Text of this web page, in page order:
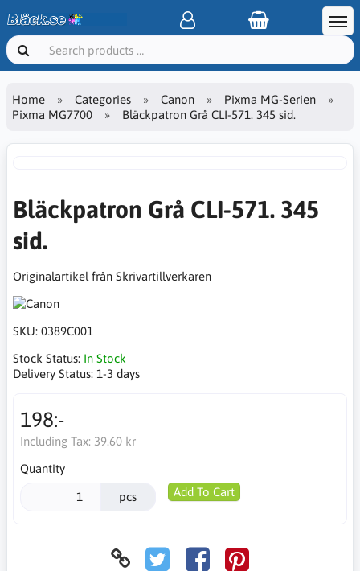
Home Categories Canon
Pixma MG-Serien
Pixma MG7700
Bläckpatron Grå CLI-571. 345 sid.
Bläckpatron Grå CLI-571. 345
sid.
Originalartikel från Skrivartillverkaren
SKU: 0389C001
Stock Status: In Stock
Delivery Status: 1-3 days
198:-
Including Tax: 39.60 kr
Quantity
pcs Add To Cart